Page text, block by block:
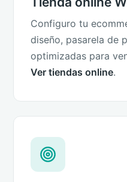
Configuro tu
diseño, pasarela de
optimizadas para
Ver tiendas online.